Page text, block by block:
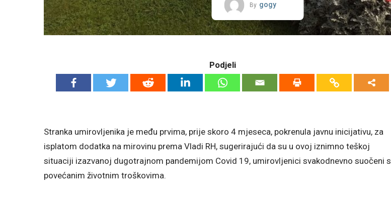
By gogy
Podjeli
Stranka umirovljenika je među prvima, prije skoro 4 mjeseca, pokrenula javnu inicijativu, za
isplatom dodatka na mirovinu prema Vladi RH, sugerirajući da su u ovoj iznimno teškoj
situaciji izazvanoj dugotrajnom pandemijom Covid 19, umirovljenici svakodnevno suočeni s
povećanim životnim troškovima.